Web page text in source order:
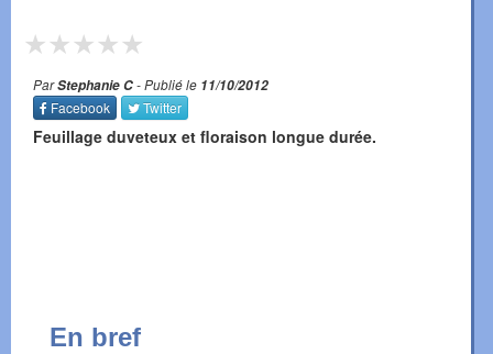
★
★
★
★
★
ParStephanie C- Publié le 11/10/2012
Facebook
Twitter
Feuillage duveteux et floraison longue durée.
En bref